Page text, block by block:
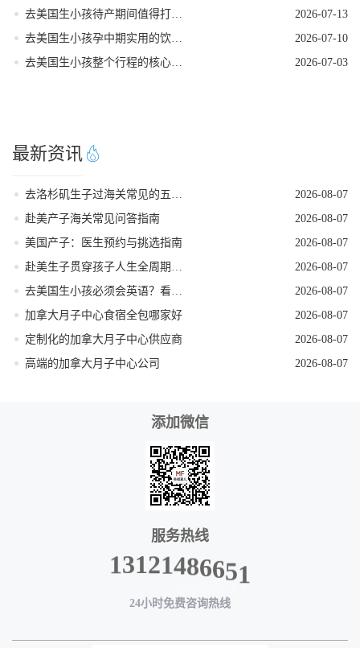
2026-07-13
2026-07-10
2026-07-03
最新资讯
2026-08-07
赴美产子海关常见问答指南
2026-08-07
美国产子：医生预约与挑选指南
2026-08-07
2026-08-07
2026-08-07
加拿大月子中心食宿全包哪家好
2026-08-07
定制化的加拿大月子中心供应商
2026-08-07
高端的加拿大月子中心公司
2026-08-07
添加微信
服务热线
13121486651
24小时免费咨询热线